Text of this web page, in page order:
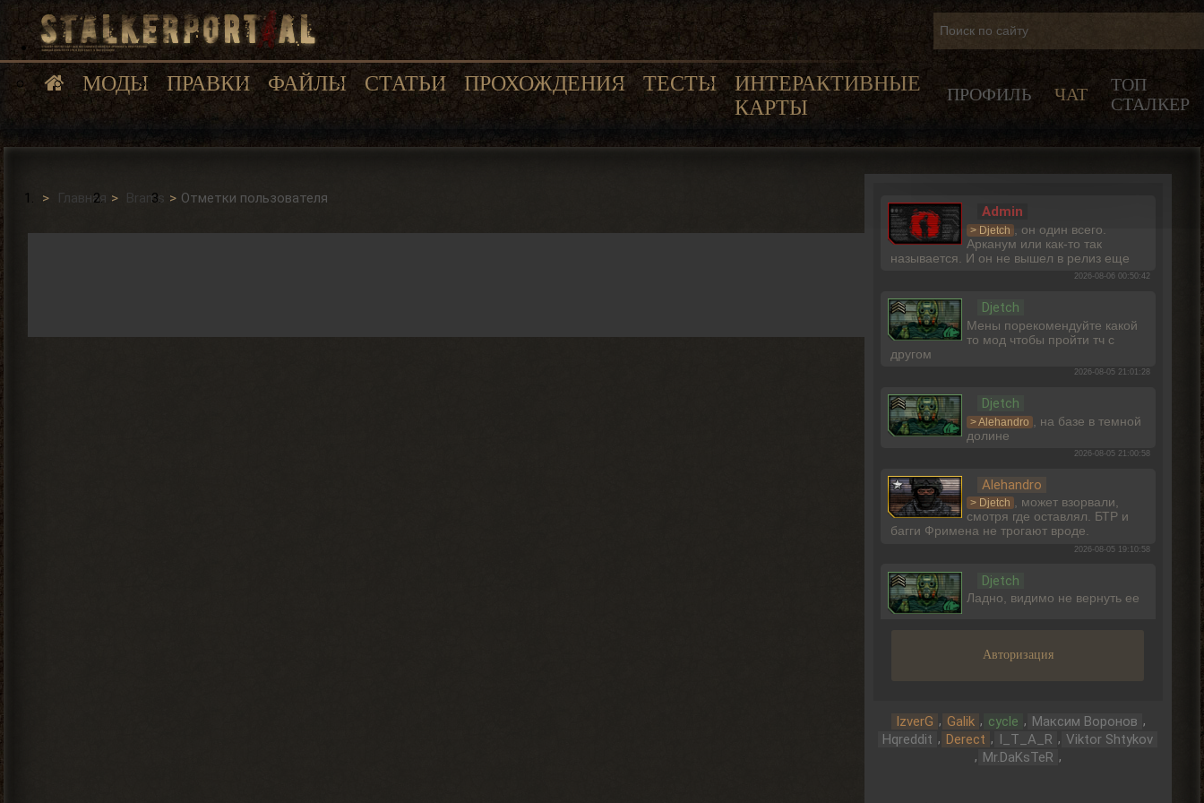
МОДЫ ПРАВКИ ФАЙЛЫ СТАТЬИ ПРОХОЖДЕНИЯ ТЕСТЫ
ИНТЕРАКТИВНЫЕ
КАРТЫ
ПРОФИЛЬ ЧАТ
ТОП
СТАЛКЕР
Главная Brams
Отметки пользователя
Admin
> Djetch , он один всего.
Арканум или как-то так
называется. И он не вышел в релиз еще
2026-08-06 00:50:42
Djetch
Мены порекомендуйте какой
то мод чтобы пройти тч с
другом
2026-08-05 21:01:28
Djetch
> Alehandro , на базе в темной
долине
2026-08-05 21:00:58
Alehandro
> Djetch , может взорвали,
смотря где оставлял. БТР и
багги Фримена не трогают вроде.
2026-08-05 19:10:58
Djetch
Ладно, видимо не вернуть ее
Djetch
Djetch
А че делать если машину
Авторизация
IzverG , Galik , cycle , Максим Воронов ,
Hqreddit , Derect , I_T_A_R , Viktor Shtykov
, Mr.DaKsTeR ,